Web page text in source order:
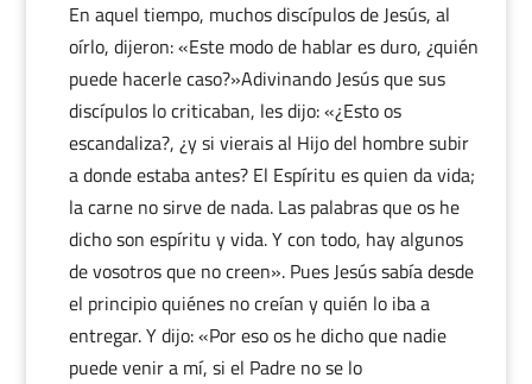
En aquel tiempo, muchos discípulos de Jesús, al
oírlo, dijeron: «Este modo de hablar es duro, ¿quién
puede hacerle caso?»Adivinando Jesús que sus
discípulos lo criticaban, les dijo: «¿Esto os
escandaliza?, ¿y si vierais al Hijo del hombre subir
a donde estaba antes? El Espíritu es quien da vida;
la carne no sirve de nada. Las palabras que os he
dicho son espíritu y vida. Y con todo, hay algunos
de vosotros que no creen». Pues Jesús sabía desde
el principio quiénes no creían y quién lo iba a
entregar. Y dijo: «Por eso os he dicho que nadie
puede venir a mí, si el Padre no se lo